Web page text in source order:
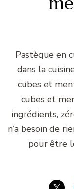
Pastèque en
dans la
cubes et
cubes et
ingrédients,
n’a besoin de
pour être